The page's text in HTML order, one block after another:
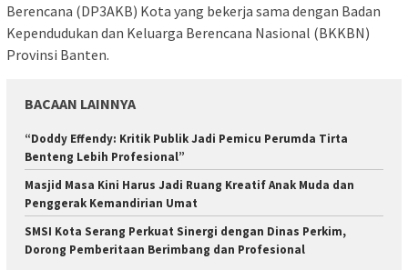
Berencana (DP3AKB) Kota yang bekerja sama dengan Badan
Kependudukan dan Keluarga Berencana Nasional (BKKBN)
Provinsi Banten.
BACAAN LAINNYA
“Doddy Effendy: Kritik Publik Jadi Pemicu Perumda Tirta
Benteng Lebih Profesional”
Masjid Masa Kini Harus Jadi Ruang Kreatif Anak Muda dan
Penggerak Kemandirian Umat
SMSI Kota Serang Perkuat Sinergi dengan Dinas Perkim,
Dorong Pemberitaan Berimbang dan Profesional